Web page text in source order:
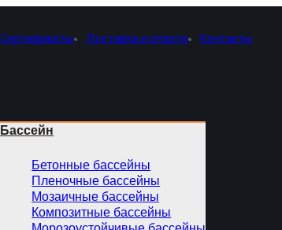
Сертификаты Доставка и оплата Контакты
Бассейн
Бетонные бассейны
Пленочные бассейны
Мозаичные бассейны
Композитные бассейны